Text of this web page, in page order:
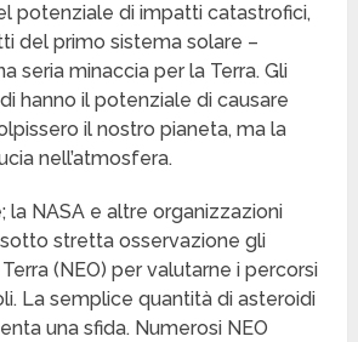
potenziale di impatti catastrofici,
del primo sistema solare –
seria minaccia per la Terra. Gli
hanno il potenziale di causare
il nostro pianeta, ma la
nell’atmosfera.
la NASA e altre organizzazioni
stretta osservazione gli
(NEO) per valutarne i percorsi
La semplice quantità di asteroidi
una sfida. Numerosi NEO